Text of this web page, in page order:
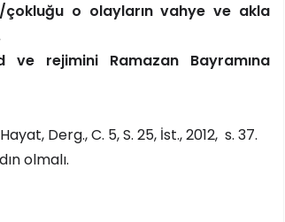
çokluğu o olayların vahye ve akla
ve rejimini Ramazan Bayramına
Derg., C. 5, S. 25, İst., 2012, s. 37.
olmalı.